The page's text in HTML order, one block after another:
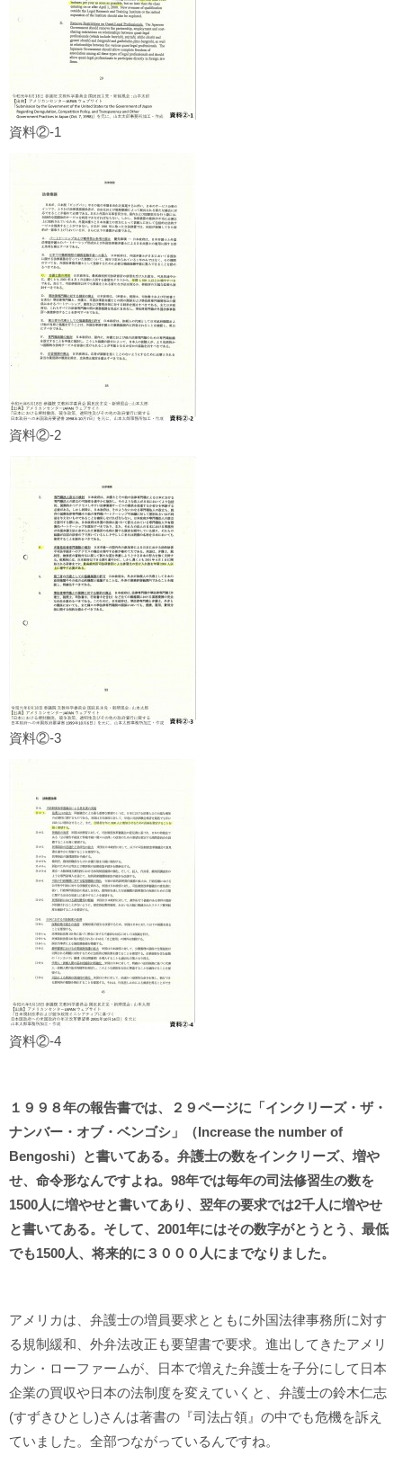
資料②-1
資料②-2
資料②-3
資料②-4
１９９８年の報告書では、２９ページに「インクリーズ・ザ・
ナンバー・オブ・ベンゴシ」（Increase the number of
Bengoshi）と書いてある。弁護士の数をインクリーズ、増や
せ、命令形なんですよね。98年では毎年の司法修習生の数を
1500人に増やせと書いてあり、翌年の要求では2千人に増やせ
と書いてある。そして、2001年にはその数字がとうとう、最低
でも1500人、将来的に３０００人にまでなりました。
アメリカは、弁護士の増員要求とともに外国法律事務所に対す
る規制緩和、外弁法改正も要望書で要求。進出してきたアメリ
カン・ローファームが、日本で増えた弁護士を子分にして日本
企業の買収や日本の法制度を変えていくと、弁護士の鈴木仁志
(すずきひとし)さんは著書の『司法占領』の中でも危機を訴え
ていました。全部つながっているんですね。